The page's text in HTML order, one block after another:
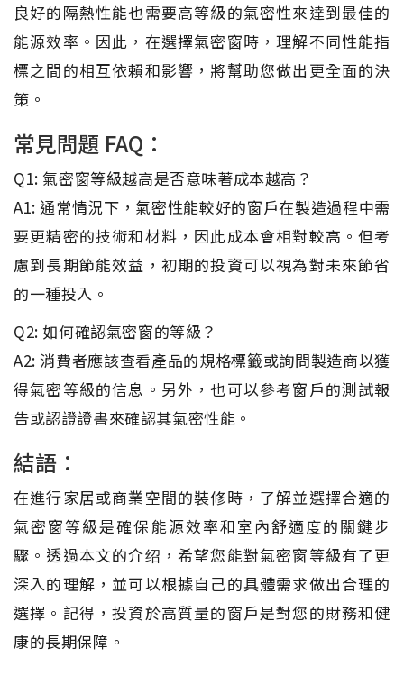
良好的隔熱性能也需要高等級的氣密性來達到最佳的
能源效率。因此，在選擇氣密窗時，理解不同性能指
標之間的相互依賴和影響，將幫助您做出更全面的決
策。
常見問題 FAQ：
Q1: 氣密窗等級越高是否意味著成本越高？
A1: 通常情況下，氣密性能較好的窗戶在製造過程中需
要更精密的技術和材料，因此成本會相對較高。但考
慮到長期節能效益，初期的投資可以視為對未來節省
的一種投入。
Q2: 如何確認氣密窗的等級？
A2: 消費者應該查看產品的規格標籤或詢問製造商以獲
得氣密等級的信息。另外，也可以參考窗戶的測試報
告或認證證書來確認其氣密性能。
結語：
在進行家居或商業空間的裝修時，了解並選擇合適的
氣密窗等級是確保能源效率和室內舒適度的關鍵步
驟。透過本文的介绍，希望您能對氣密窗等級有了更
深入的理解，並可以根據自己的具體需求做出合理的
選擇。記得，投資於高質量的窗戶是對您的財務和健
康的長期保障。